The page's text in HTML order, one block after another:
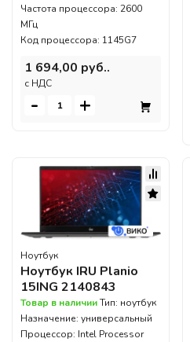
Частота процессора: 2600
МГц
Код процессора: 1145G7
1 694,00 руб..
c НДС
- +
Ноутбук
Ноутбук IRU Planio
15ING 2140843
Товар в наличииТип: ноутбук
Назначение: универсальный
Процессор: Intel Processor